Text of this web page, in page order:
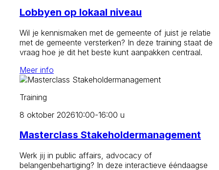
Lobbyen op lokaal niveau
Wil je kennismaken met de gemeente of juist je relatie
met de gemeente versterken? In deze training staat de
vraag hoe je dit het beste kunt aanpakken centraal.
Meer info
Training
8 oktober 202610:00-16:00 u
Masterclass Stakeholdermanagement
Werk jij in public affairs, advocacy of
belangenbehartiging? In deze interactieve ééndaagse